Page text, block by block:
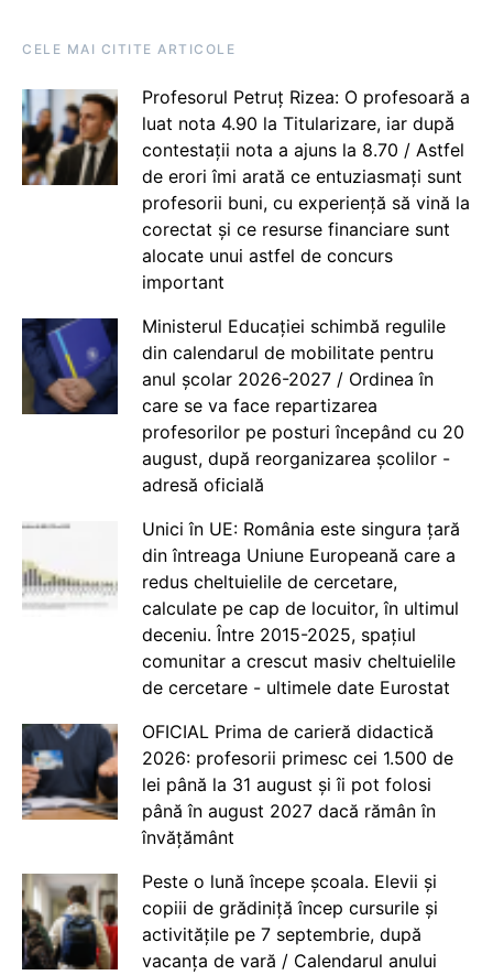
CELE MAI CITITE ARTICOLE
Profesorul Petruț Rizea: O profesoară a
luat nota 4.90 la Titularizare, iar după
contestații nota a ajuns la 8.70 / Astfel
de erori îmi arată ce entuziasmați sunt
profesorii buni, cu experiență să vină la
corectat și ce resurse financiare sunt
alocate unui astfel de concurs
important
Ministerul Educației schimbă regulile
din calendarul de mobilitate pentru
anul școlar 2026-2027 / Ordinea în
care se va face repartizarea
profesorilor pe posturi începând cu 20
august, după reorganizarea școlilor -
adresă oficială
Unici în UE: România este singura țară
din întreaga Uniune Europeană care a
redus cheltuielile de cercetare,
calculate pe cap de locuitor, în ultimul
deceniu. Între 2015-2025, spațiul
comunitar a crescut masiv cheltuielile
de cercetare - ultimele date Eurostat
OFICIAL Prima de carieră didactică
2026: profesorii primesc cei 1.500 de
lei până la 31 august și îi pot folosi
până în august 2027 dacă rămân în
învățământ
Peste o lună începe școala. Elevii și
copiii de grădiniță încep cursurile și
activitățile pe 7 septembrie, după
vacanța de vară / Calendarul anului